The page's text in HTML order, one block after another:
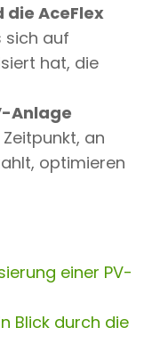
AceFlex
sich auf
hat, die
Anlage
an
optimieren
einer PV-
Blick durch die